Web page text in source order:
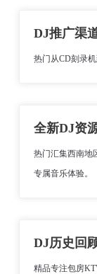
DJ推广渠
热门从CD刻录
全新DJ资
热门汇集西南地
专属音乐体验。
DJ历史回
精品专注包房